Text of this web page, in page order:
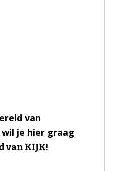
van
je hier graag
van KIJK!